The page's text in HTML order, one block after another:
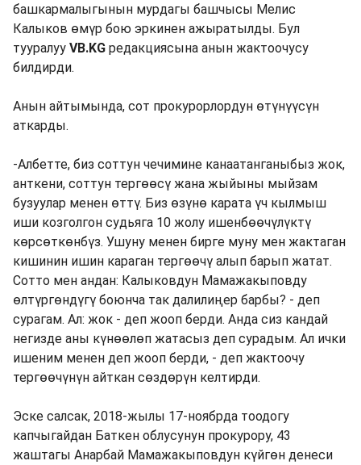
башкармалыгынын мурдагы башчысы Мелис
Калыков өмүр бою эркинен ажыратылды. Бул
тууралуу VB.KG редакциясына анын жактоочусу
билдирди.
Анын айтымында, сот прокурорлордун өтүнүүсүн
аткарды.
-Албетте, биз соттун чечимине канаатанганыбыз жок,
анткени, соттун тергөөсү жана жыйыны мыйзам
бузуулар менен өттү. Биз өзүнө карата үч кылмыш
иши козголгон судьяга 10 жолу ишенбөөчүлүктү
көрсөткөнбүз. Ушуну менен бирге муну мен жактаган
кишинин ишин караган тергөөчү алып барып жатат.
Сотто мен андан: Калыковдун Мамажакыповду
өлтүргөндүгү боюнча так далилиңер барбы? - деп
сурагам. Ал: жок - деп жооп берди. Анда сиз кандай
негизде аны күнөөлөп жатасыз деп сурадым. Ал ички
ишеним менен деп жооп берди, - деп жактоочу
тергөөчүнүн айткан сөздөрүн келтирди.
Эске салсак, 2018-жылы 17-ноябрда тоодогу
капчыгайдан Баткен облусунун прокурору, 43
жаштагы Анарбай Мамажакыповдун күйгөн денеси